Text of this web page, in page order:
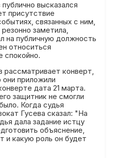
высказался
присутствие
связанных с ним,
заметила,
на публичную должность
относиться
спокойно.
рассматривает конверт,
приложили
дата 21 марта.
защитник не смогли
Когда судья
Гусева сказал: "На
дала задание истцу
объяснение,
и какую роль он будет